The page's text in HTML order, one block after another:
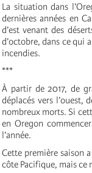
La situation dans
dernières années en
d’est venant des
d’octobre, dans ce qui
incendies.
***
À partir de 2017, de
déplacés vers l’ouest,
nombreux morts. Si
en Oregon
l’année.
Cette première saison
côte Pacifique, mais ce